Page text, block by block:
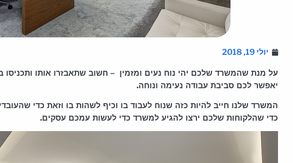
יולי 19, 2018
על מנת שהמשרד שלכם יהי נוח נעים ומזמין – חשוב שתאבזרו אותו
יאפשר לכם סביבת עבודה נעימה ונוחה.
המשרד שלנו חייב להיות כזה שנוח לעבוד בו וכיף לשהות בו וזאת כדי
כדי שהלקוחות שלכם ירצו להגיע למשרד כדי לעשות עמכם עסקים.